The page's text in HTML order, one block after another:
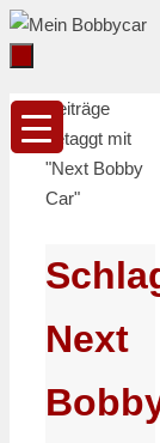
Zum
Inhalt
springen
Startseite
Beiträge
getaggt mit
"Next Bobby
Car"
Next